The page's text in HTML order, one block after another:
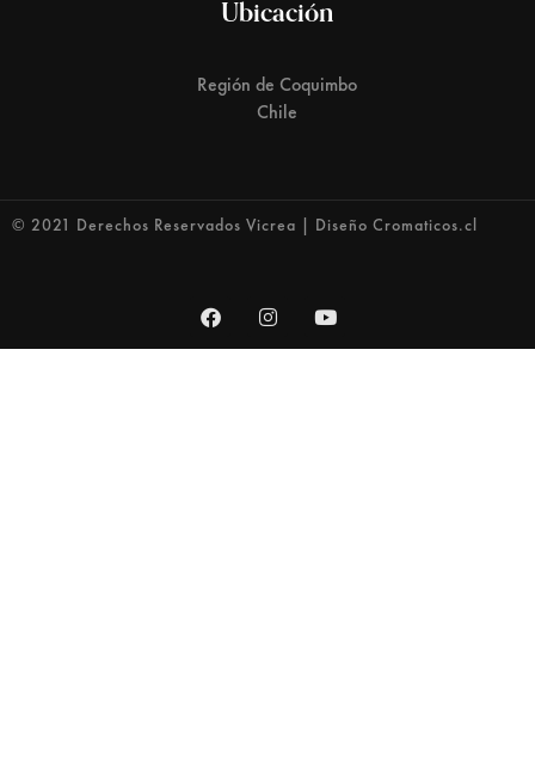
Ubicación
Región de Coquimbo
Chile
© 2021 Derechos Reservados Vicrea | Diseño Cromaticos.cl